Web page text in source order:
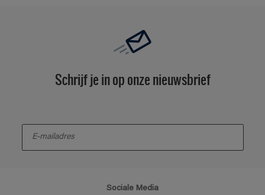
Schrijf je in op onze nieuwsbrief
Sociale Media